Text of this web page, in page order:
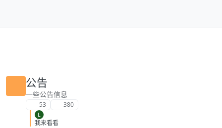
公告
一些公告信息
53 380
L
我来看看